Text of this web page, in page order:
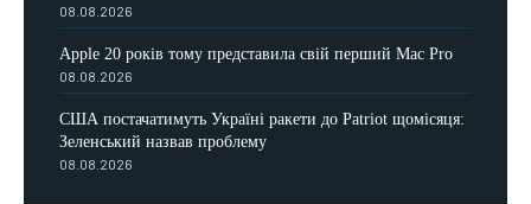
08.08.2026
Apple 20 років тому представила свій перший Mac Pro
08.08.2026
США постачатимуть Україні ракети до Patriot щомісяця:
Зеленський назвав проблему
08.08.2026